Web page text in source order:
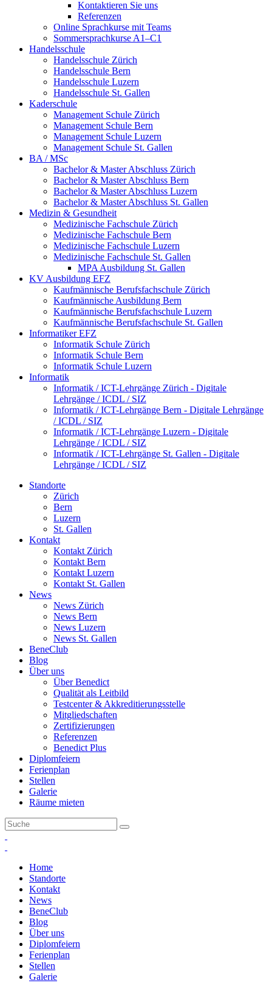
Kontaktieren Sie uns
Referenzen
Online Sprachkurse mit Teams
Sommersprachkurse A1–C1
Handelsschule
Handelsschule Zürich
Handelsschule Bern
Handelsschule Luzern
Handelsschule St. Gallen
Kaderschule
Management Schule Zürich
Management Schule Bern
Management Schule Luzern
Management Schule St. Gallen
BA / MSc
Bachelor & Master Abschluss Zürich
Bachelor & Master Abschluss Bern
Bachelor & Master Abschluss Luzern
Bachelor & Master Abschluss St. Gallen
Medizin & Gesundheit
Medizinische Fachschule Zürich
Medizinische Fachschule Bern
Medizinische Fachschule Luzern
Medizinische Fachschule St. Gallen
MPA Ausbildung St. Gallen
KV Ausbildung EFZ
Kaufmännische Berufsfachschule Zürich
Kaufmännische Ausbildung Bern
Kaufmännische Berufsfachschule Luzern
Kaufmännische Berufsfachschule St. Gallen
Informatiker EFZ
Informatik Schule Zürich
Informatik Schule Bern
Informatik Schule Luzern
Informatik
Informatik / ICT-Lehrgänge Zürich - Digitale
Lehrgänge / ICDL / SIZ
Informatik / ICT-Lehrgänge Bern - Digitale Lehrgänge
/ ICDL / SIZ
Informatik / ICT-Lehrgänge Luzern - Digitale
Lehrgänge / ICDL / SIZ
Informatik / ICT-Lehrgänge St. Gallen - Digitale
Lehrgänge / ICDL / SIZ
Standorte
Zürich
Bern
Luzern
St. Gallen
Kontakt
Kontakt Zürich
Kontakt Bern
Kontakt Luzern
Kontakt St. Gallen
News
News Zürich
News Bern
News Luzern
News St. Gallen
BeneClub
Blog
Über uns
Über Benedict
Qualität als Leitbild
Testcenter & Akkreditierungsstelle
Mitgliedschaften
Zertifizierungen
Referenzen
Benedict Plus
Diplomfeiern
Ferienplan
Stellen
Galerie
Räume mieten
Home
Standorte
Kontakt
News
BeneClub
Blog
Über uns
Diplomfeiern
Ferienplan
Stellen
Galerie